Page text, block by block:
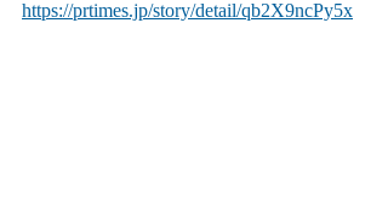
https://prtimes.jp/story/detail/qb2X9ncPy5x